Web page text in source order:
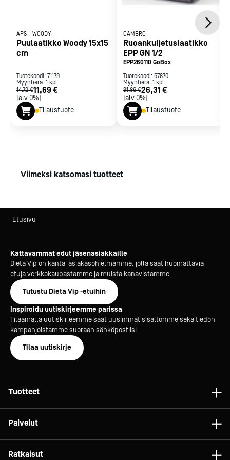
APS - WOODY
Puulaatikko Woody 15x15
cm
Tuotekoodi: 71179
Myyntierä: 1 kpl
14,72 €11,69 €
[alv 0%]
Tilaustuote
CAMBRO
Ruoankuljetuslaatikko
EPP GN 1/2
EPP260110 GoBox
Tuotekoodi: 57870
Myyntierä: 1 kpl
31,86 €26,31 €
[alv 0%]
Tilaustuote
Viimeksi katsomasi tuotteet
Etusivu
Kattavammat edut jäsenasiakkaille
Dieta Vip on kanta-asiakasohjelmamme, jolla saat huomattavia
etuja verkkokaupastamme ja muista kanavistamme.
Tutustu Dieta Vip -etuihin
Inspiroidu uutiskirjeemme parissa
Tilaamalla uutiskirjeemme saat uusimmat sisältömme sekä tiedon
kampanjoistamme suoraan sähköpostiisi.
Tilaa uutiskirje
Tuotteet
Tarvikkeet
Palvelut
Konsultointi
Ratkaisut